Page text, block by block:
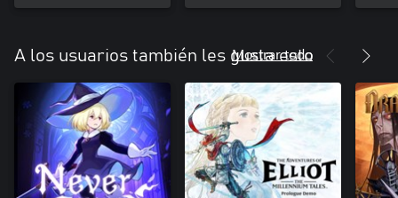
A los usuarios también les gusta esto
Mostrar todo